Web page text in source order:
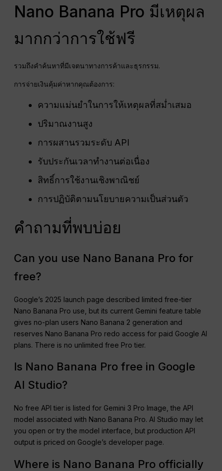
Nano Banana Pro มีเหตุผล
มากกว่าการใช้ฟรี
รวมถึงคำค้นหาที่มีเจตนาทางการค้าและธุรกรรม.
การจ่ายเงินคุ้มค่าหากคุณต้องการ:
ความแม่นยำในการให้เหตุผลที่สม่ำเสมอ
ปริมาณงานสูง
การผสานรวมระดับ API
รับประกันเวลาทำงานต่อเนื่อง
สิทธิ์การใช้งานเชิงพาณิชย์
การปฏิบัติตามนโยบายความเป็นส่วนตัว
คำถามที่พบบ่อย
Can you use Nano Banana Pro for
free?
Google’s 2025 launch page described limited free-tier
Nano Banana Pro use, but its current Gemini feature table
gives no-plan users Nano Banana 2 generation and
reserves Nano Banana Pro redo access for paid Google AI
plans. There is no unlimited free Pro tier.
Is Nano Banana Pro free in Google
AI Studio?
No free API tier is listed for Gemini 3 Pro Image, the API
model associated with Nano Banana Pro. AI Studio may let
you open or try the model interface, but production API
output is priced on Google’s developer page.
Where is Nano Banana Pro officially